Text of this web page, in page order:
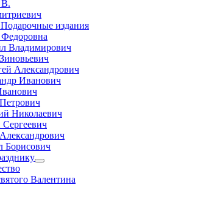
В.
издания
Владимирович
Александрович
Иванович
Николаевич
Борисович
Валентина